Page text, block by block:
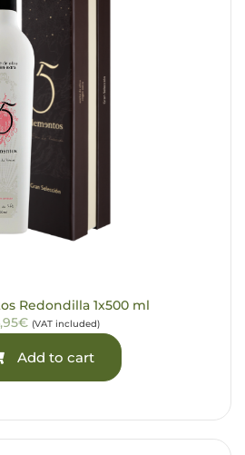
Redondilla 1x500 ml
(VAT included)
Add to cart